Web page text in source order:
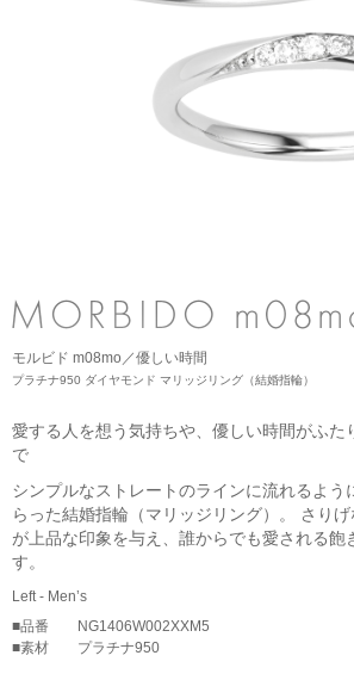
BACI（バチ／一粒ダイヤモンドジュエリー）
EME（エメ／着せ替えネックレス）
SOLOMIO（ソロミオ／イニシャルシリーズ）
PURE 10（ピュアテン）
BIRTHSTONE（バースストーン／誕生石シリーズ）
MORE...
HAPPY HEARTの魅力
幸せのブライダルリング選び
ブライダルサービス
婚約指輪・結婚指輪よくあるご質問
オンラインショップ トップ
ピアス
イヤーカフ
イヤリング
モルビド m08mo／優しい時間
プラチナ950 ダイヤモンド マリッジリング（結婚指輪）
愛する人を想う気持ちや、優しい時間がふた
で
シンプルなストレートのラインに流れるよう
らった結婚指輪（マリッジリング）。 さり
が上品な印象を与え、誰からでも愛される飽
す。
Left - Men’s
■品番
NG1406W002XXM5
■素材
プラチナ950